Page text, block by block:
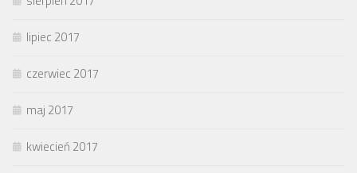
lipiec 2017
czerwiec 2017
maj 2017
kwiecień 2017